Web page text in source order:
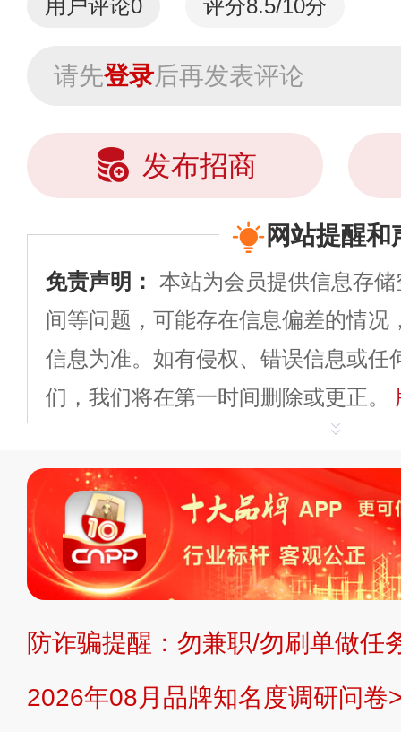
用户评论0 评分8.5/10分
请先登录后再发表评论
发布招商
网站提醒和
免责声明： 本站为会员提供信息存
间等问题，可能存在信息偏差的情况
信息为准。如有侵权、错误信息或任
们，我们将在第一时间删除或更正。
平台自有内容（文字
标、LOGO 等）知识产权归本站所
复制、转载、商用。本站不生产产
不代理、不招商、不提供中介服务。
持投资购买的观点或意见，页面信息
提交说明： 快速提交发布>> 提交品
防诈骗提醒：勿兼职/勿刷单做任
2026年08月品牌知名度调研问卷